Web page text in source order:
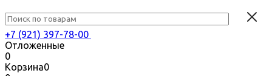
+7 (921) 397-78-00
Отложенные
0
Корзина0